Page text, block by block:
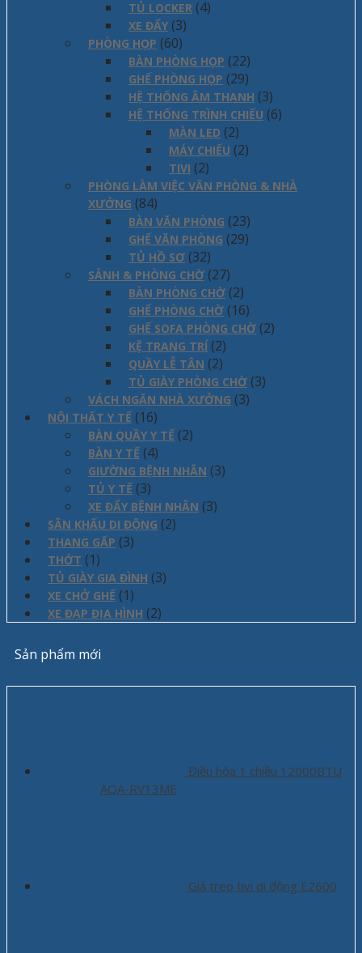
TỦ LOCKER (4)
XE ĐẨY (3)
PHÒNG HỌP (60)
BÀN PHÒNG HỌP (22)
GHẾ PHÒNG HỌP (29)
HỆ THỐNG ÂM THANH (3)
HỆ THỐNG TRÌNH CHIẾU (6)
MÀN LED (2)
MÁY CHIẾU (2)
TIVI (2)
PHÒNG LÀM VIỆC VĂN PHÒNG & NHÀ
XƯỞNG (84)
BÀN VĂN PHÒNG (23)
GHẾ VĂN PHÒNG (29)
TỦ HỒ SƠ (32)
SẢNH & PHÒNG CHỜ (27)
BÀN PHÒNG CHỜ (2)
GHẾ PHÒNG CHỜ (16)
GHẾ SOFA PHÒNG CHỜ (2)
KỆ TRANG TRÍ (2)
QUẦY LỄ TÂN (2)
TỦ GIÀY PHÒNG CHỜ (3)
VÁCH NGĂN NHÀ XƯỞNG (3)
NỘI THẤT Y TẾ (16)
BÀN QUẦY Y TẾ (2)
BÀN Y TẾ (4)
GIƯỜNG BỆNH NHÂN (3)
TỦ Y TẾ (3)
XE ĐẨY BỆNH NHÂN (3)
SÂN KHẤU DI ĐỘNG (2)
THANG GẤP (3)
THỚT (1)
TỦ GIÀY GIA ĐÌNH (3)
XE CHỞ GHẾ (1)
XE ĐẠP ĐỊA HÌNH (2)
Sản phẩm mới
Điều hòa 1 chiều 12000BTU
AQA-RV13ME
Giá treo tivi di động E2600